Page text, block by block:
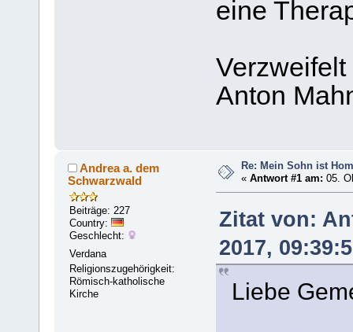
eine
Verzweifelt
Anton
Andrea a. dem
Schwarzwald
Beiträge: 227
Country:
Geschlecht:
Verdana
Religionszugehörigkeit:
Römisch-katholische
Kirche
Re: Mein Sohn ist
«Antwort #1 am: 05.
Zitat von:
2017,
Liebe